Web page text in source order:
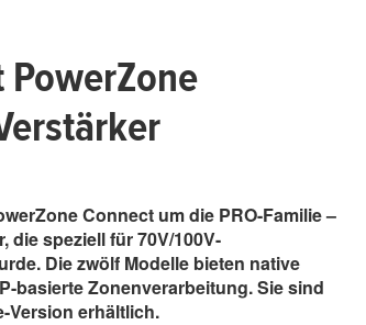
Connect um die PRO-Familie –
die speziell für 70V/100V-
Die zwölf Modelle bieten native
basierte Zonenverarbeitung. Sie sind
Version erhältlich.